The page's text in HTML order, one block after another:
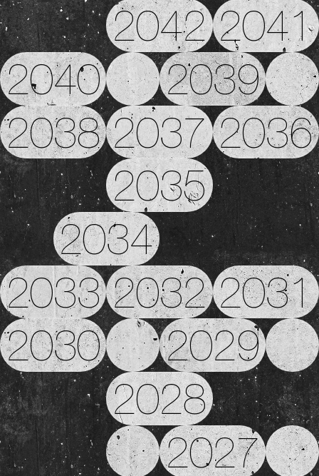
2042 2041
2040
2039
2038 2037 2036
2035
2034
2033 2032 2031
2030
2029
2028
2027